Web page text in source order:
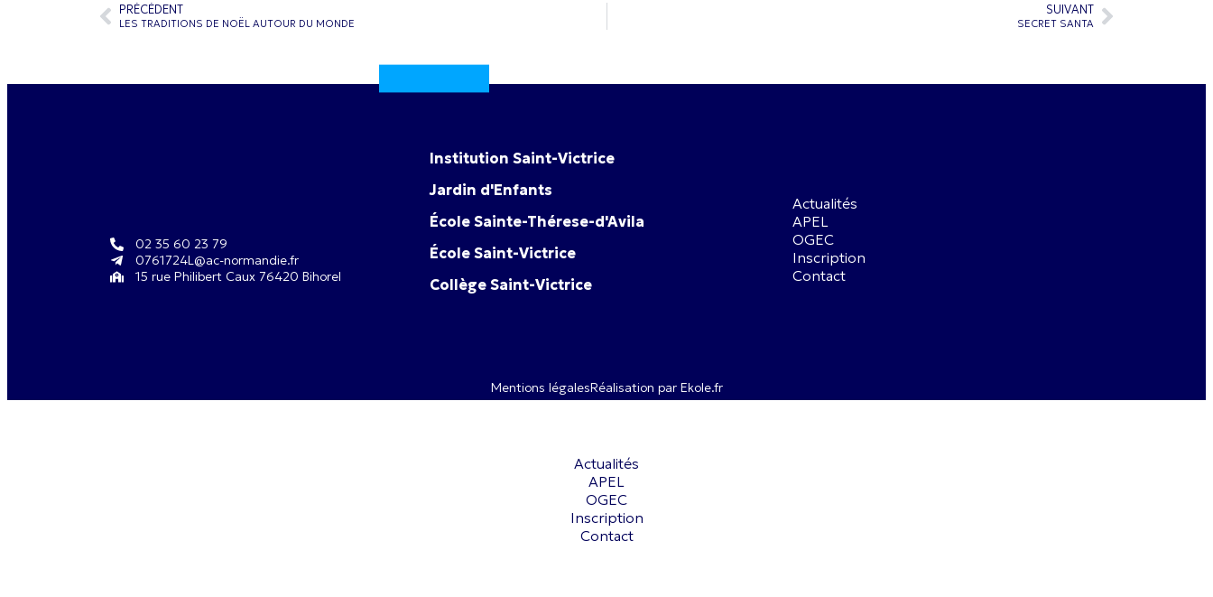
PRÉCÉDENT
LES TRADITIONS DE NOËL AUTOUR DU MONDE
SUIVANT
SECRET SANTA
02 35 60 23 79
0761724L@ac-normandie.fr
15 rue Philibert Caux 76420 Bihorel
Institution Saint-Victrice
Jardin d'Enfants
École Sainte-Thérese-d'Avila
École Saint-Victrice
Collège Saint-Victrice
Actualités
APEL
OGEC
Inscription
Contact
Mentions légalesRéalisation par Ekole.fr
Actualités
APEL
OGEC
Inscription
Contact